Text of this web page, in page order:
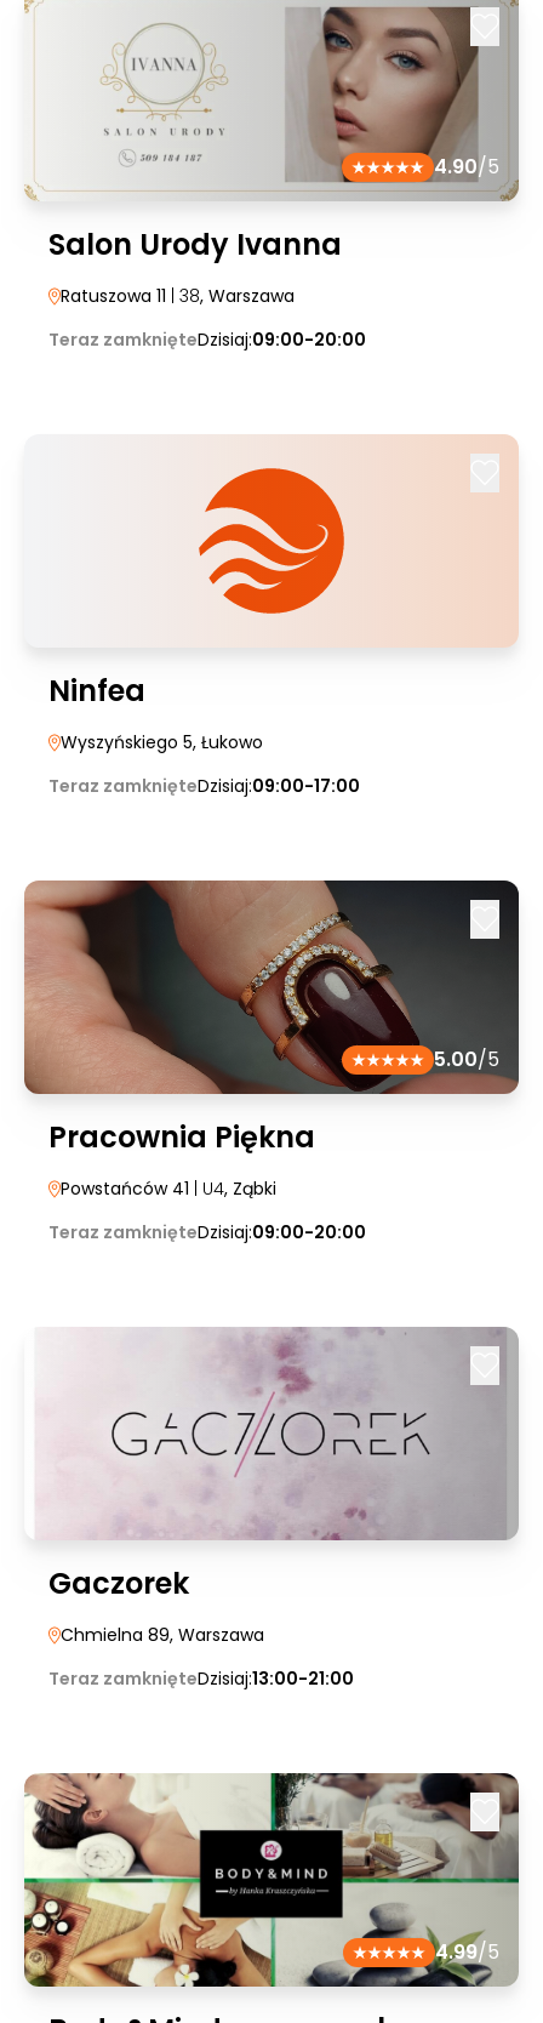
4.90/5
Salon Urody Ivanna
Ratuszowa 11 | 38, Warszawa
Teraz zamknięteDzisiaj:09:00-20:00
Ninfea
Wyszyńskiego 5, Łukowo
Teraz zamknięteDzisiaj:09:00-17:00
5.00/5
Pracownia Piękna
Powstańców 41 | U4, Ząbki
Teraz zamknięteDzisiaj:09:00-20:00
Gaczorek
Chmielna 89, Warszawa
Teraz zamknięteDzisiaj:13:00-21:00
4.99/5